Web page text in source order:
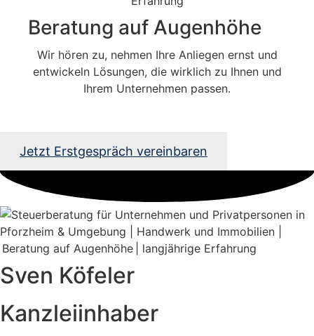
Beratung auf Augenhöhe
Wir hören zu, nehmen Ihre Anliegen ernst und
entwickeln Lösungen, die wirklich zu Ihnen und
Ihrem Unternehmen passen.
Jetzt Erstgespräch vereinbaren
Sven Köfeler
Kanzleiinhaber